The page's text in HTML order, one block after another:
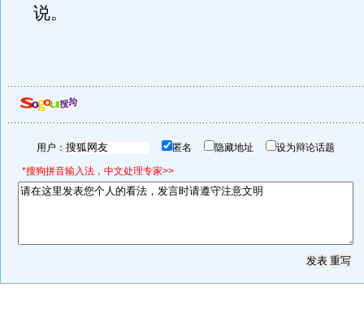
说。
用户： 匿名 隐藏地址 设为辩论话题
*搜狗拼音输入法，中文处理专家>>